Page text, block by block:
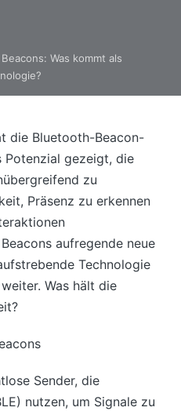
Was kommt als
die Bluetooth-Beacon-
Potenzial gezeigt, die
zu
Präsenz zu erkennen
aufregende neue
Technologie
Was hält die
Sender, die
nutzen, um Signale zu